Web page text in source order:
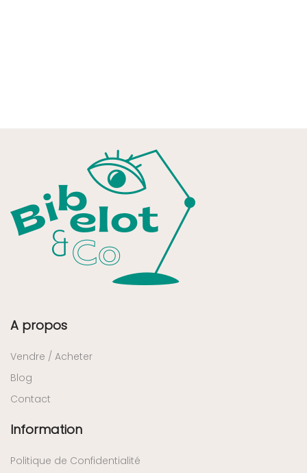
A propos
Vendre / Acheter
Blog
Contact
Information
Politique de Confidentialité